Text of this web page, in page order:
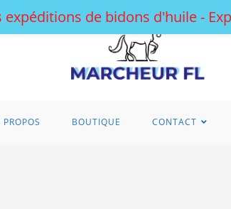
PROPOS BOUTIQUE CONTACT
de bidons d'huile -